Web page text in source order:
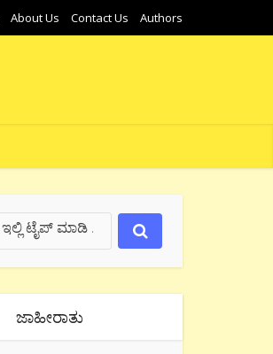
About Us Contact Us Authors
ಜಾಹೀರಾತು